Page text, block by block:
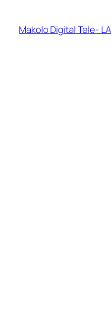
Makolo Digital Tele-